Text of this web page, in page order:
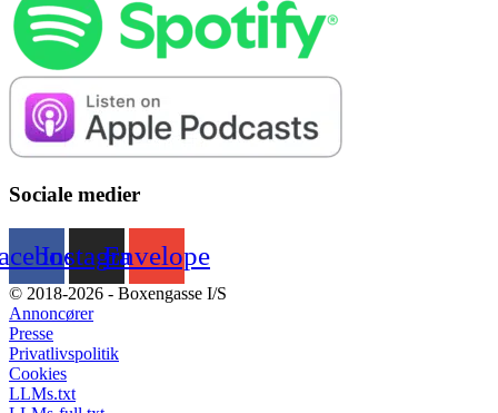
Sociale medier
InstagramEnvelope
© 2018-2026 - Boxengasse I/S
Annoncører
Presse
Privatlivspolitik
Cookies
LLMs.txt